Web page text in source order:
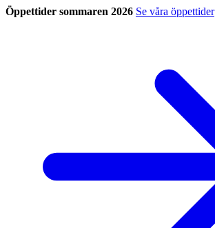
Öppettider sommaren 2026 Se våra öppettider